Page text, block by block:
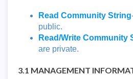
Read Community String
public.
Read/Write Community
are private.
3.1 MANAGEMENT